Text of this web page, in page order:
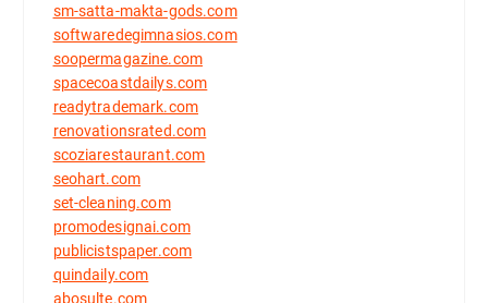
sm-satta-makta-gods.com
softwaredegimnasios.com
soopermagazine.com
spacecoastdailys.com
readytrademark.com
renovationsrated.com
scoziarestaurant.com
seohart.com
set-cleaning.com
promodesignai.com
publicistspaper.com
quindaily.com
abosulte.com